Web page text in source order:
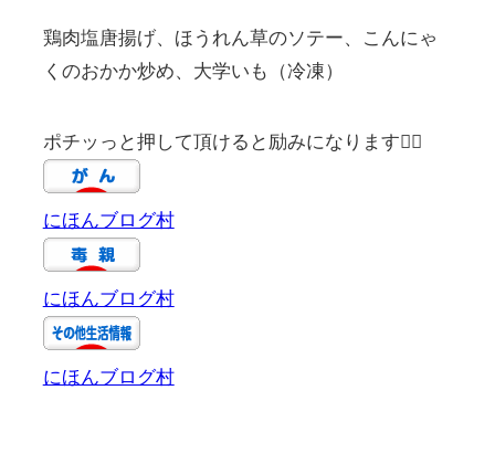
鶏肉塩唐揚げ、ほうれん草のソテー、こんにゃ
くのおかか炒め、大学いも（冷凍）
ポチッっと押して頂けると励みになります🙇‍♀️
にほんブログ村
にほんブログ村
にほんブログ村